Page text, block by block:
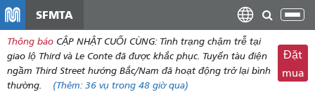
dung
SFMTA
Thông báo CẬP NHẬT CUỐI CÙNG: Tình trạng chậm trễ tại
giao lộ Third và Le Conte đã được khắc phục. Tuyến tàu điện
ngầm Third Street hướng Bắc/Nam đã hoạt động trở lại bình
thường.
(Thêm: 36 vụ trong 48 giờ qua)
Đặt
mua